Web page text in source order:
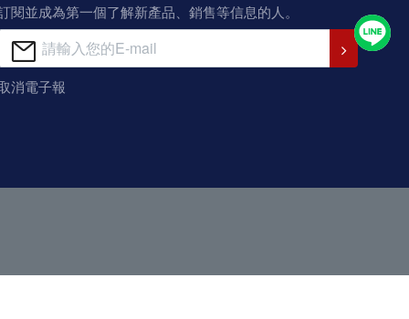
閱並成為第一個了解新產品、銷售等信息的人。
消電子報